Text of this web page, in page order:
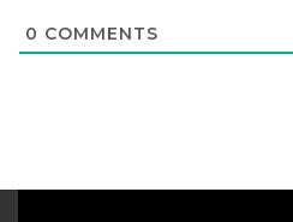
0 COMMENTS